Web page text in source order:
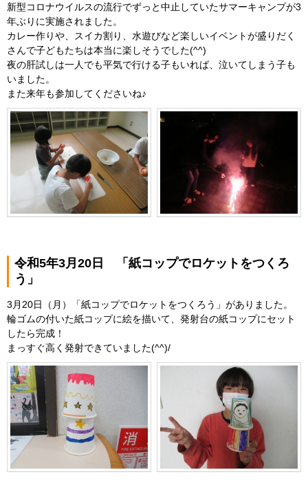
新型コロナウイルスの流行でずっと中止していたサマーキャンプが3
年ぶりに実施されました。
カレー作りや、スイカ割り、水遊びなど楽しいイベントが盛りだく
さんで子どもたちは本当に楽しそうでした(^^)
夜の肝試しは一人でも平気で行ける子もいれば、泣いてしまう子も
いました。
また来年も参加してくださいね♪
令和5年3月20日 「紙コップでロケットをつくろ
う」
3月20日（月）「紙コップでロケットをつくろう」がありました。
輪ゴムの付いた紙コップに絵を描いて、発射台の紙コップにセット
したら完成！
まっすぐ高く発射できていました(^^)/